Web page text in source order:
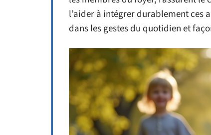
l’aider à intégrer durablement ces
dans les gestes du quotidien et